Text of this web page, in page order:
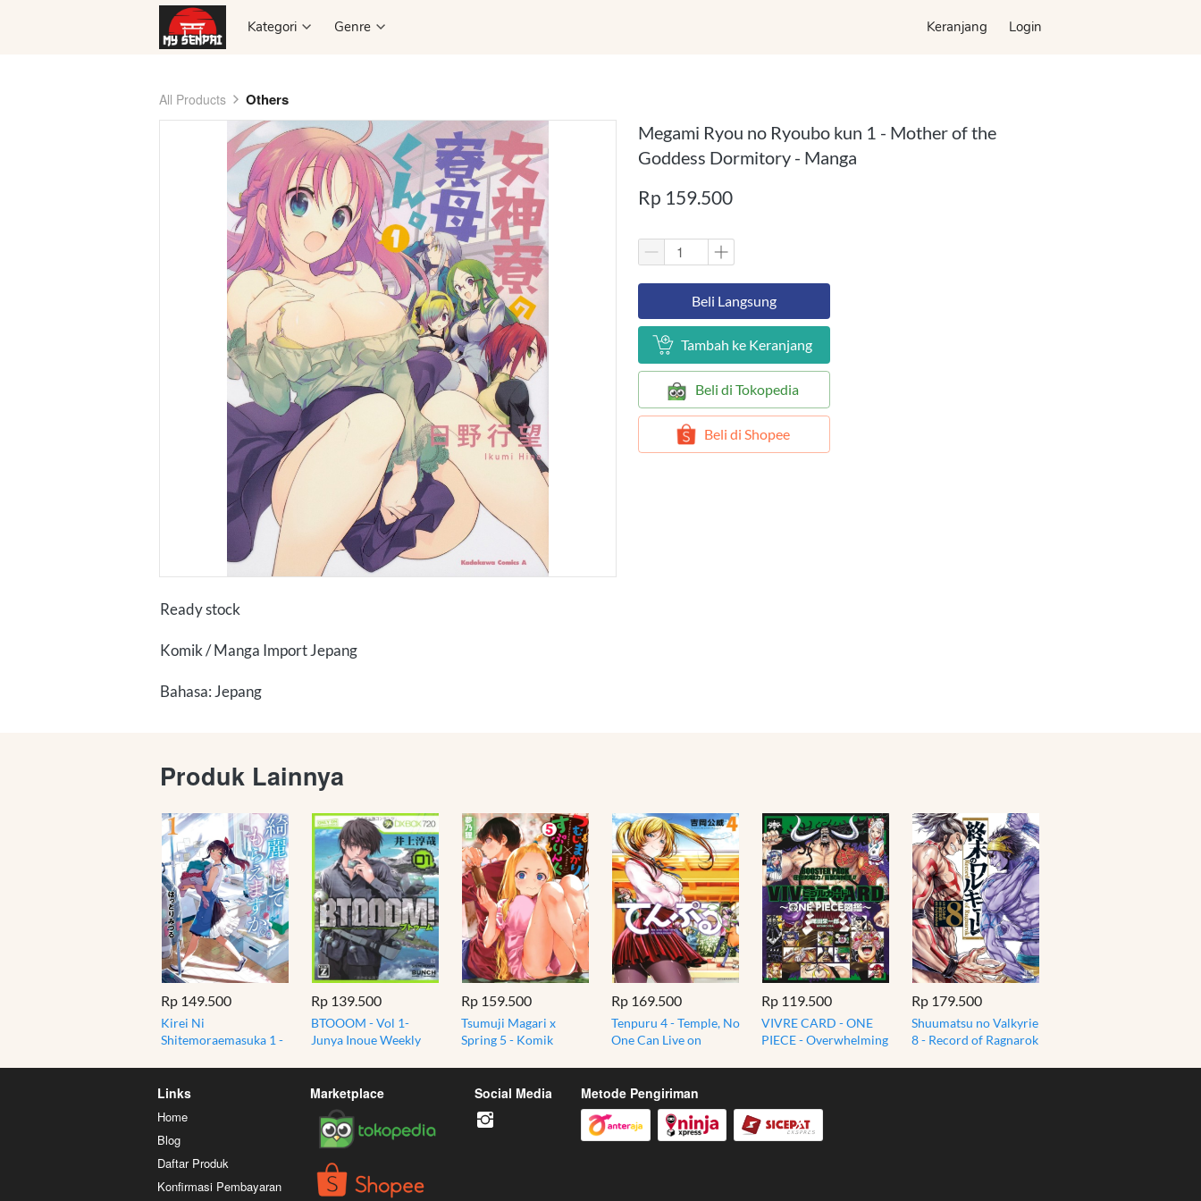
Kategori Genre Keranjang Login
Kategori Genre Keranjang Login
All Products Others
Megami Ryou no Ryoubo kun 1 - Mother of the
Goddess Dormitory - Manga
Rp 159.500
`Beli Langsung
` Tambah ke Keranjang
` Beli di Tokopedia
` Beli di Shopee
Ready stock
Komik / Manga Import Jepang
Bahasa: Jepang
Produk Lainnya
Rp 149.500
Kirei Ni
Shitemoraemasuka 1 -
Rp 139.500
BTOOOM - Vol 1-
Junya Inoue Weekly
Rp 159.500
Tsumuji Magari x
Spring 5 - Komik
Rp 169.500
Tenpuru 4 - Temple, No
One Can Live on
Rp 119.500
VIVRE CARD - ONE
PIECE - Overwhelming
Rp 179.500
Shuumatsu no Valkyrie
8 - Record of Ragnarok
Links
Home
Blog
Daftar Produk
Konfirmasi Pembayaran
Marketplace Social Media Metode Pengiriman